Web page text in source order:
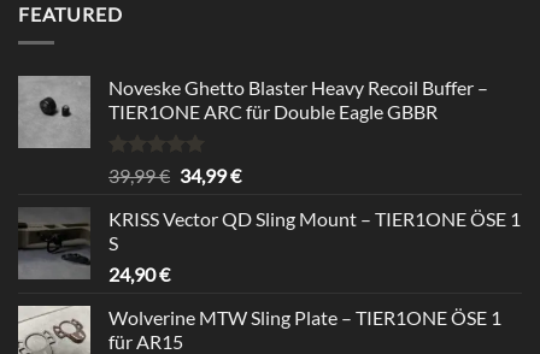
FEATURED
Noveske Ghetto Blaster Heavy Recoil Buffer –
TIER1ONE ARC für Double Eagle GBBR
Bewertet
mit
von 5
39,99€ Ursprünglicher
war:
34,99€Aktueller
ist:
KRISS Vector QD Sling Mount – TIER1ONE ÖSE 1
S
24,90€
Wolverine MTW Sling Plate – TIER1ONE ÖSE 1
für AR15